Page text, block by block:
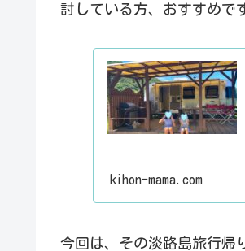
討している方、おすすめで
kihon-mama.com
今回は、その淡路島旅行帰